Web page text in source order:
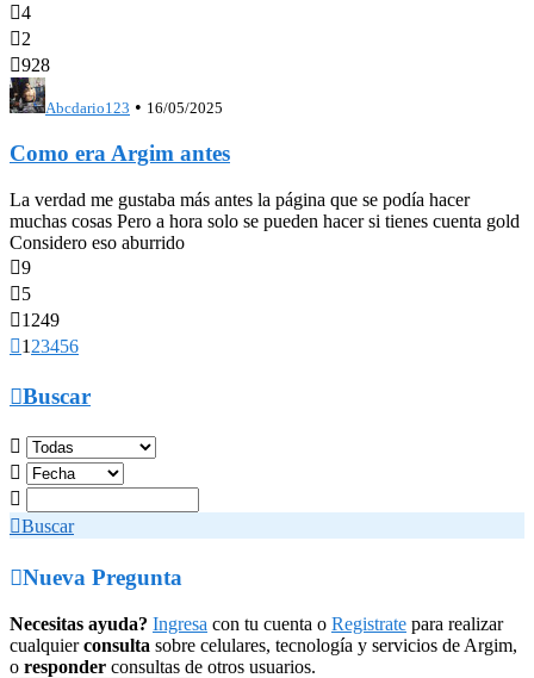
4
2
928
Abcdario123 • 16/05/2025
Como era Argim antes
La verdad me gustaba más antes la página que se podía hacer
muchas cosas Pero a hora solo se pueden hacer si tienes cuenta gold
Considero eso aburrido
9
5
1249
1 23456
Buscar



Buscar
Nueva Pregunta
Necesitas ayuda? Ingresa con tu cuenta o Registrate para realizar
cualquierconsulta sobre celulares, tecnología y servicios de Argim,
o responder consultas de otros usuarios.